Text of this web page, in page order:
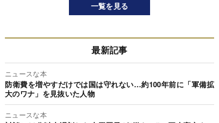
一覧を見る
最新記事
ニュースな本
防衛費を増やすだけでは国は守れない…約100年前に「軍備拡
大のワナ」を見抜いた人物
ニュースな本